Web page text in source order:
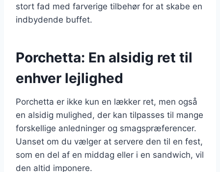
stort fad med farverige tilbehør for at skabe en
indbydende buffet.
Porchetta: En alsidig ret til
enhver lejlighed
Porchetta er ikke kun en lækker ret, men også
en alsidig mulighed, der kan tilpasses til mange
forskellige anledninger og smagspræferencer.
Uanset om du vælger at servere den til en fest,
som en del af en middag eller i en sandwich, vil
den altid imponere.